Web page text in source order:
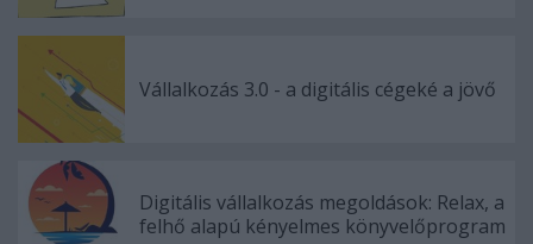
Vállalkozás 3.0 - a digitális cégeké a jövő
Digitális vállalkozás megoldások: Relax, a
felhő alapú kényelmes könyvelőprogram